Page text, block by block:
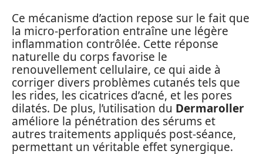
Ce mécanisme d’action repose sur le fait que
la micro-perforation entraîne une légère
inflammation contrôlée. Cette réponse
naturelle du corps favorise le
renouvellement cellulaire, ce qui aide à
corriger divers problèmes cutanés tels que
les rides, les cicatrices d’acné, et les pores
dilatés. De plus, l’utilisation du Dermaroller
améliore la pénétration des sérums et
autres traitements appliqués post-séance,
permettant un véritable effet synergique.